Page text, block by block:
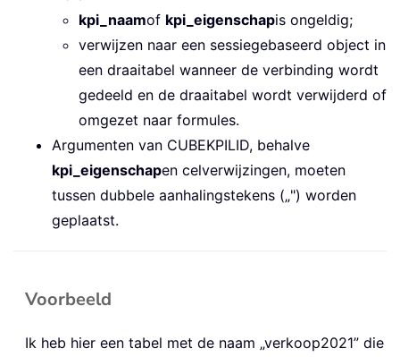
kpi_naamof kpi_eigenschapis ongeldig;
verwijzen naar een sessiegebaseerd object in
een draaitabel wanneer de verbinding wordt
gedeeld en de draaitabel wordt verwijderd of
omgezet naar formules.
Argumenten van CUBEKPILID, behalve
kpi_eigenschapen celverwijzingen, moeten
tussen dubbele aanhalingstekens („") worden
geplaatst.
Voorbeeld
Ik heb hier een tabel met de naam „verkoop2021” die